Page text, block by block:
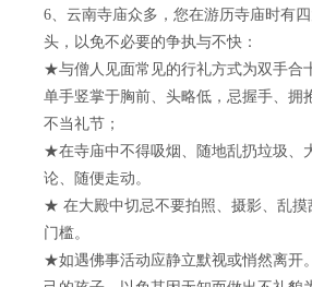
6、云南寺庙众多，您在游历寺庙时有
头，以免不必要的争执与不快：
★与僧人见面常见的行礼方式为双手合
单手竖掌于胸前、头略低，忌握手、拥
不当礼节；
★在寺庙中不得吸烟、随地乱扔垃圾、
论、随便走动。
★ 在大殿中切忌不要拍照、摄影、乱摸
门槛。
★如遇佛事活动应静立默视或悄然离开